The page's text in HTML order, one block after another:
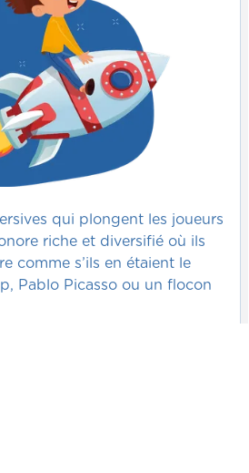
qui plongent les joueurs
riche et diversifié où ils
comme s’ils en étaient le
Pablo Picasso ou un flocon